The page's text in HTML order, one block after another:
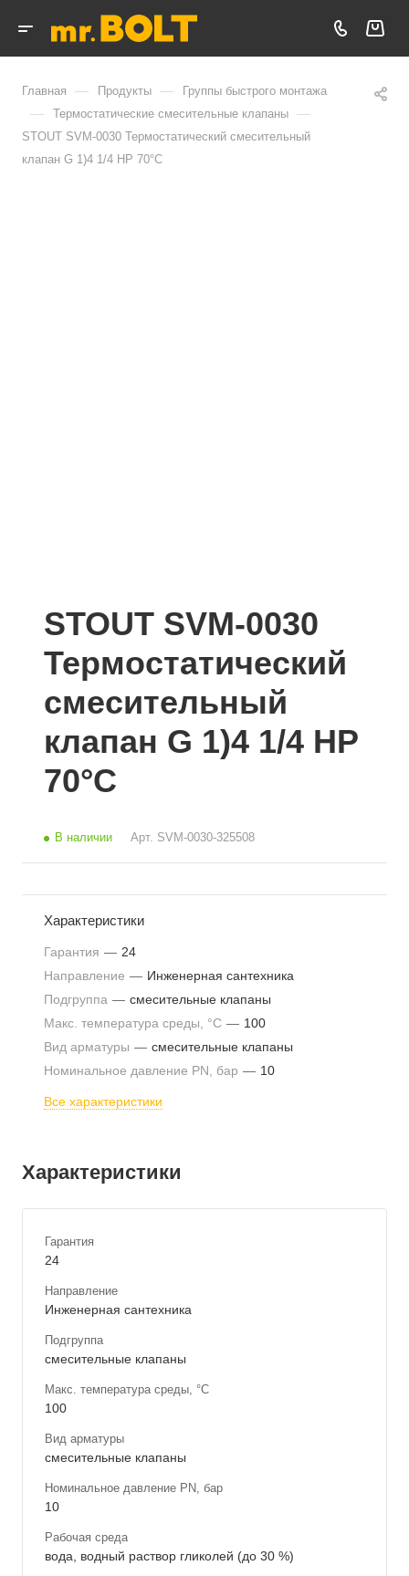
Главная — Продукты — Группы быстрого монтажа
— Термостатические смесительные клапаны —
STOUT SVM-0030 Термостатический смесительный
клапан G 1)4 1/4 НР 70°С
STOUT SVM-0030
Термостатический
смесительный
клапан G 1)4 1/4 НР
70°С
В наличии Арт. SVM-0030-325508
Характеристики
Гарантия — 24
Направление — Инженерная сантехника
Подгруппа — смесительные клапаны
Макс. температура среды, °С — 100
Вид арматуры — смесительные клапаны
Номинальное давление PN, бар — 10
Все характеристики
Характеристики
Гарантия
24
Направление
Инженерная сантехника
Подгруппа
смесительные клапаны
Макс. температура среды, °С
100
Вид арматуры
смесительные клапаны
Номинальное давление PN, бар
10
Рабочая среда
вода, водный раствор гликолей (до 30 %)